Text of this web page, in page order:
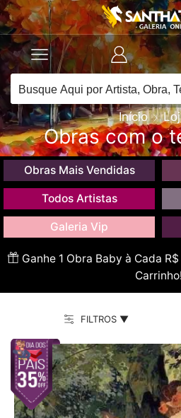
Início
Obras com o
Obras Mais Vendidas
Todos Artistas
Galeria Vip
Ganhe 1 Obra Baby à Cada
Carrinho!
FILTROS ▼